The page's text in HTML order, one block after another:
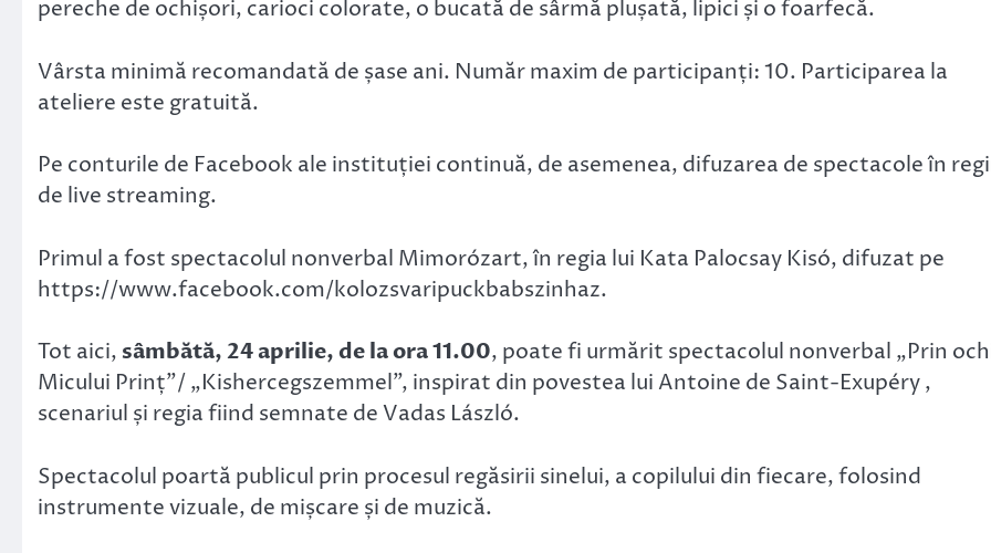
pereche de ochișori, carioci colorate, o bucată de sârmă plușată, lipici și o foarfecă.
Vârsta minimă recomandată de șase ani. Număr maxim de participanți: 10. Participarea la
ateliere este gratuită.
Pe conturile de Facebook ale instituției continuă, de asemenea, difuzarea de spectacole în
de live streaming.
Primul a fost spectacolul nonverbal Mimorózart, în regia lui Kata Palocsay Kisó, difuzat pe
https://www.facebook.com/kolozsvaripuckbabszinhaz.
Tot aici, sâmbătă, 24 aprilie, de la ora 11.00, poate fi urmărit spectacolul nonverbal „Prin
Micului Prinț”/ „Kishercegszemmel”, inspirat din povestea lui Antoine de Saint-Exupéry ,
scenariul și regia fiind semnate de Vadas László.
Spectacolul poartă publicul prin procesul regăsirii sinelui, a copilului din fiecare, folosind
instrumente vizuale, de mișcare și de muzică.